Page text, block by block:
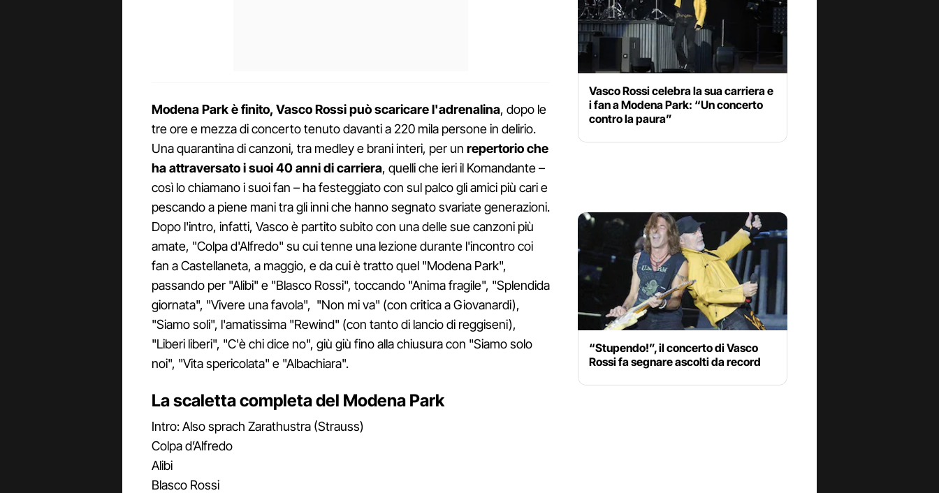
Modena Park è finito, Vasco Rossi può scaricare l'adrenalina, dopo le
tre ore e mezza di concerto tenuto davanti a 220 mila persone in delirio.
Una quarantina di canzoni, tra medley e brani interi, per un repertorio che
ha attraversato i suoi 40 anni di carriera, quelli che ieri il Komandante –
così lo chiamano i suoi fan – ha festeggiato con sul palco gli amici più cari e
pescando a piene mani tra gli inni che hanno segnato svariate generazioni.
Dopo l'intro, infatti, Vasco è partito subito con una delle sue canzoni più
amate, "Colpa d'Alfredo" su cui tenne una lezione durante l'incontro coi
fan a Castellaneta, a maggio, e da cui è tratto quel "Modena Park",
passando per "Alibi" e "Blasco Rossi", toccando "Anima fragile", "Splendida
giornata", "Vivere una favola", "Non mi va" (con critica a Giovanardi),
"Siamo soli", l'amatissima "Rewind" (con tanto di lancio di reggiseni),
"Liberi liberi", "C'è chi dice no", giù giù fino alla chiusura con "Siamo solo
noi", "Vita spericolata" e "Albachiara".
La scaletta completa del Modena Park
Intro: Also sprach Zarathustra (Strauss)
Colpa d’Alfredo
Alibi
Blasco Rossi
Vasco Rossi celebra la sua carriera e
i fan a Modena Park: “Un concerto
contro la paura”
“Stupendo!”, il concerto di Vasco
Rossi fa segnare ascolti da record